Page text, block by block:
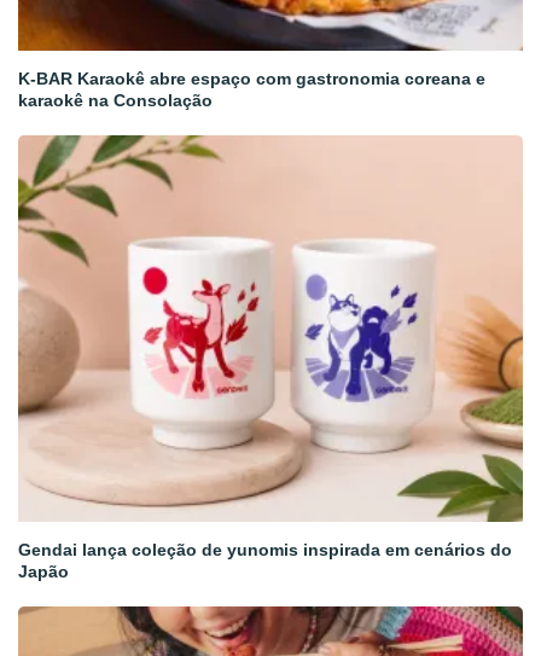
K-BAR Karaokê abre espaço com gastronomia coreana e
karaokê na Consolação
Gendai lança coleção de yunomis inspirada em cenários do
Japão